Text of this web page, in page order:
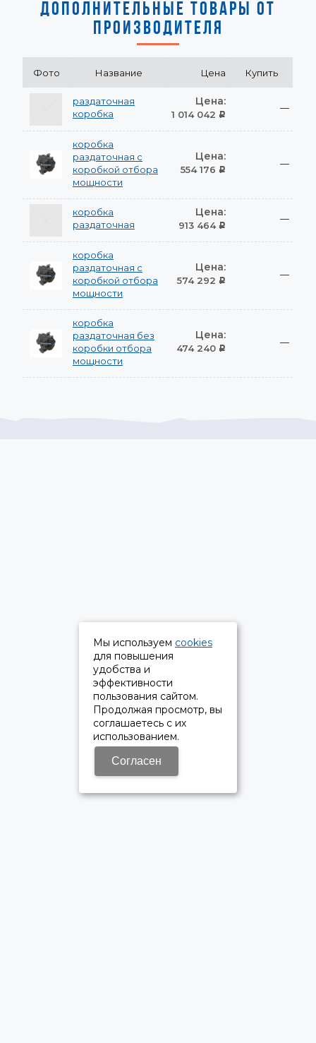
ДОПОЛНИТЕЛЬНЫЕ ТОВАРЫ ОТ
ПРОИЗВОДИТЕЛЯ
Фото Название Цена Купить
раздаточная
коробка
Цена:
1 014 042 Р
—
коробка
раздаточная с
коробкой отбора
мощности
Цена:
554 176 Р
—
коробка
раздаточная
Цена:
913 464 Р
—
коробка
раздаточная с
коробкой отбора
мощности
Цена:
574 292 Р
—
коробка
раздаточная без
коробки отбора
мощности
Цена:
474 240 Р
—
Мы используем cookies
для повышения
удобства и
эффективности
пользования сайтом.
Продолжая просмотр, вы
соглашаетесь с их
использованием.
Согласен